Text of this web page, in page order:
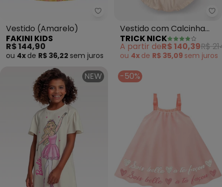
Fakini Kids - Vestido (Amarelo)
Vestido (Amarelo)
FAKINI KIDS
R$ 144,90
ou 4x de R$ 36,22 sem juros
Vestido com Calcinha
Bebê (Bege)
TRICK NICK
A partir deR$ 140,39R$
ou 4x de R$ 35,09 sem juros
NEW -50%